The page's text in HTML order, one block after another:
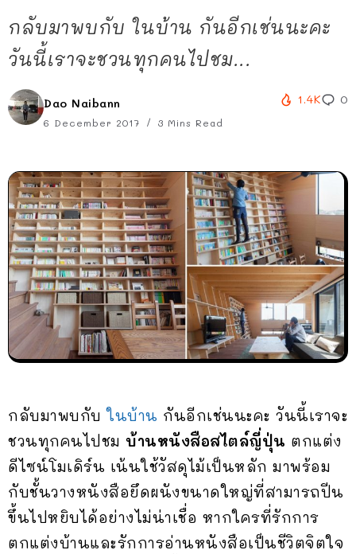
กลับมาพบกับ ในบ้าน กันอีกเช่นนะคะ
วันนี้เราจะชวนทุกคนไปชม...
Dao Naibann
6 December 2017 3 Mins Read
1.4K 0
กลับมาพบกับในบ้าน กันอีกเช่นนะคะ วันนี้เราจะ
ชวนทุกคนไปชม บ้านหนังสือสไตล์ญี่ปุ่น ตกแต่ง
ดีไซน์โมเดิร์น เน้นใช้วัสดุไม้เป็นหลัก มาพร้อม
กับชั้นวางหนังสือยึดผนังขนาดใหญ่ที่สามารถปีน
ขึ้นไปหยิบได้อย่างไม่น่าเชื่อ หากใครที่รักการ
ตกแต่งบ้านและรักการอ่านหนังสือเป็นชีวิตจิตใจ